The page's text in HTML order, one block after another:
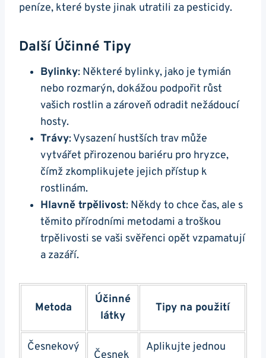
peníze, které byste jinak utratili za pesticidy.
Další Účinné Tipy
Bylinky: Některé bylinky, jako je tymián
nebo rozmarýn, dokážou podpořit růst
vašich rostlin a zároveň odradit nežádoucí
hosty.
Trávy: Vysazení hustších trav může
vytvářet přirozenou bariéru pro hryzce,
čímž zkomplikujete jejich přístup k
rostlinám.
Hlavně trpělivost: Někdy to chce čas, ale s
těmito přírodními metodami a troškou
trpělivosti se vaši svěřenci opět vzpamatují
a zazáří.
Metoda
Účinné
látky
Tipy na použití
Česnekový
Aplikujte jednou